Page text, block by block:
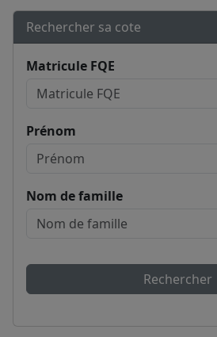
Rechercher sa cote
Matricule FQE
Prénom
Nom de famille
Rechercher